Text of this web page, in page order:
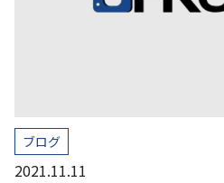
ブログ
2021.11.11